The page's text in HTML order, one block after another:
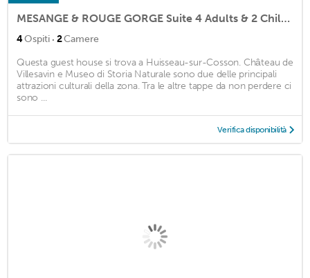
MESANGE & ROUGE GORGE Suite 4 Adults & 2 Children maxi
4Ospiti · 2Camere
Questa guest house si trova a Huisseau-sur-Cosson. Château de
Villesavin e Museo di Storia Naturale sono due delle principali
attrazioni culturali della zona. Tra le altre tappe da non perdere ci
sono ...
Verifica disponibilità